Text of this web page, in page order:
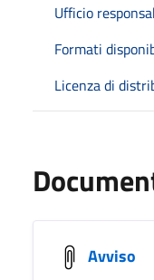
Ufficio
Formati
Licenza di
Avviso